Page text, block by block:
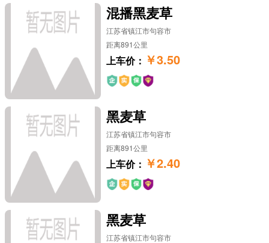
混播黑麦草
江苏省镇江市句容市
距离891公里
上车价： ￥3.50
黑麦草
江苏省镇江市句容市
距离891公里
上车价： ￥2.40
黑麦草
江苏省镇江市句容市